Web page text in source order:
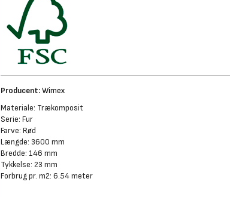
Producent:Wimex
Materiale: Trækomposit
Serie: Fur
Farve: Rød
Længde: 3600 mm
Bredde: 146 mm
Tykkelse: 23 mm
Forbrug pr. m2: 6.54 meter